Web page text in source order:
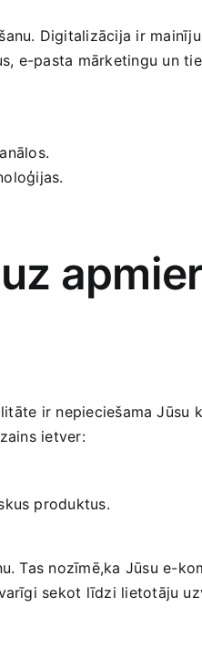
Digitalizācija ir
e-pasta mārketingu un
ir nepieciešama Jūsu
ietver:
produktus.
Tas nozīmē,ka Jūsu e-
sekot līdzi lietotāju